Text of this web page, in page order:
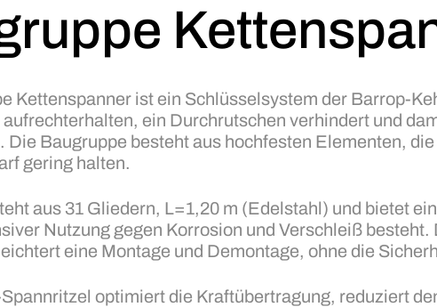
Kettenspanner ist ein Schlüsselsystem der Barrop-
ein Durchrutschen verhindert und
Die Baugruppe besteht aus hochfesten Elementen,
gering halten.
aus 31 Gliedern, L=1,20 m (Edelstahl) und bietet
Nutzung gegen Korrosion und Verschleiß
eine Montage und Demontage, ohne die
optimiert die Kraftübertragung, reduziert